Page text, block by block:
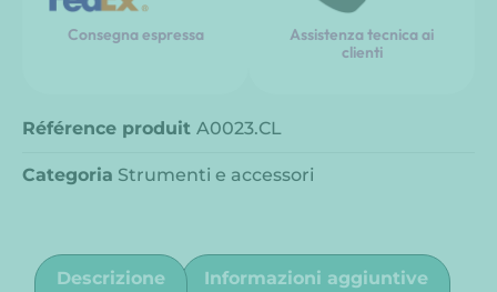
Consegna espressa
Assistenza tecnica ai
clienti
Référence produit A0023.CL
Categoria Strumenti e accessori
Descrizione Informazioni aggiuntive